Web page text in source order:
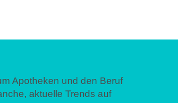
Apotheken und den Beruf
aktuelle Trends auf